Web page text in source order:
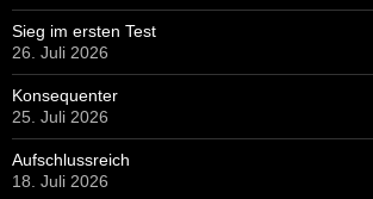
Sieg im ersten Test
26. Juli 2026
Konsequenter
25. Juli 2026
Aufschlussreich
18. Juli 2026